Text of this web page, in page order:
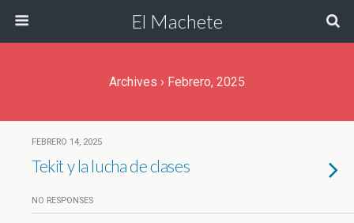
El Machete
Archives › Febrero, 2025
FEBRERO 14, 2025
Tekit y la lucha de clases
NO RESPONSES